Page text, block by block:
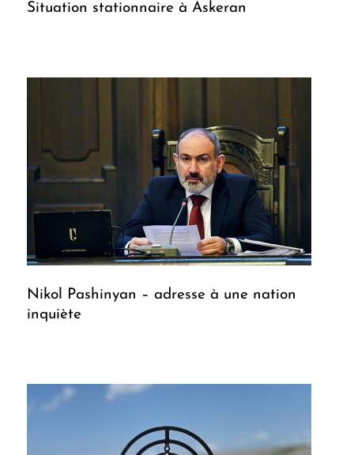
Situation stationnaire à Askeran
Nikol Pashinyan – adresse à une nation
inquiète